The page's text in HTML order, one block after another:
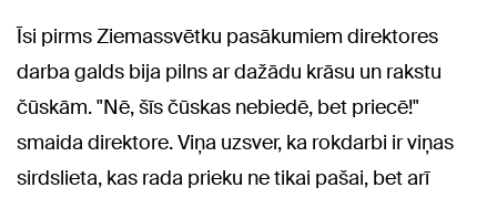
Īsi pirms Ziemassvētku pasākumiem direktores
darba galds bija pilns ar dažādu krāsu un rakstu
čūskām. "Nē, šīs čūskas nebiedē, bet priecē!"
smaida direktore. Viņa uzsver, ka rokdarbi ir viņas
sirdslieta, kas rada prieku ne tikai pašai, bet arī